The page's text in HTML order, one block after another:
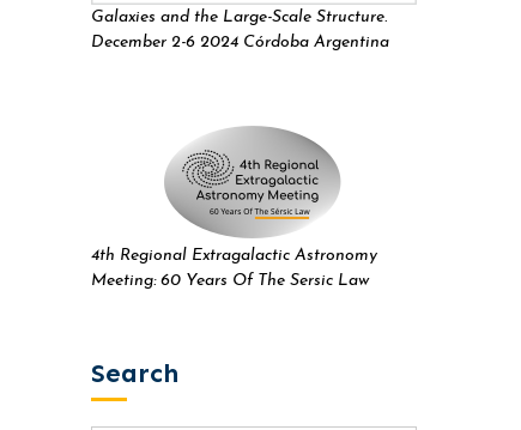
Galaxies and the Large-Scale Structure.
December 2-6 2024 Córdoba Argentina
4th Regional Extragalactic Astronomy
Meeting: 60 Years Of The Sersic Law
Search